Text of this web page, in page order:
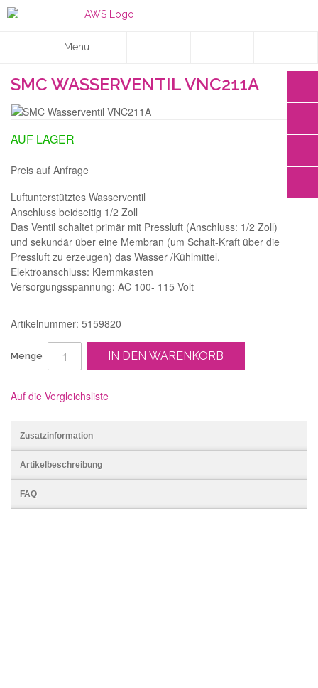
Menü
SMC WASSERVENTIL VNC211A
AUF LAGER
Preis auf Anfrage
Luftunterstütztes Wasserventil
Anschluss beidseitig 1/2 Zoll
Das Ventil schaltet primär mit Pressluft (Anschluss: 1/2 Zoll)
und sekundär über eine Membran (um Schalt-Kraft über die
Pressluft zu erzeugen) das Wasser /Kühlmittel.
Elektroanschluss: Klemmkasten
Versorgungsspannung: AC 100- 115 Volt
Artikelnummer: 5159820
Menge IN DEN WARENKORB
Auf die Vergleichsliste
Zusatzinformation
Artikelbeschreibung
FAQ